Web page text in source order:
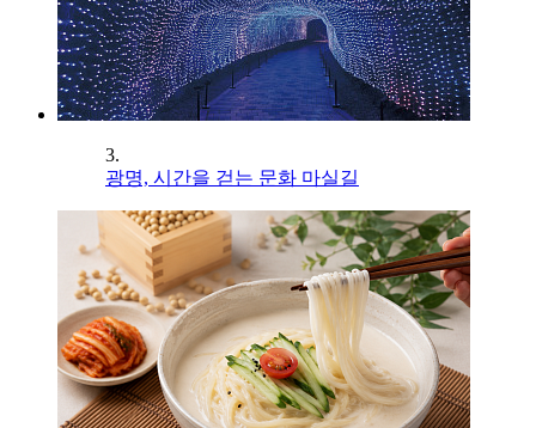
3.
광명, 시간을 걷는 문화 마실길